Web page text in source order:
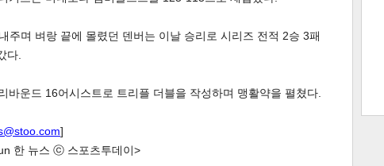
주며 벼랑 끝에 몰렸던 덴버는 이날 승리로 시리즈 전적 2승 3패
다.
바운드 16어시스트로 트리플 더블을 작성하며 맹활약을 펼쳤다.
]
한 뉴스 ⓒ 스포츠투데이>